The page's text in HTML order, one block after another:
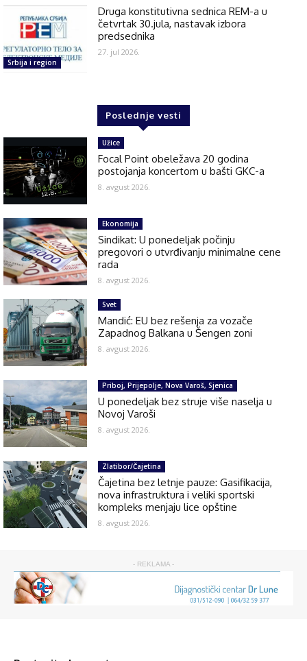
Srbija i region
Druga konstitutivna sednica REM-a u
četvrtak 30.jula, nastavak izbora
predsednika
27. jul 2026.
Poslednje vesti
Užice
Focal Point obeležava 20 godina
postojanja koncertom u bašti GKC-a
8. avgust 2026.
Ekonomija
Sindikat: U ponedeljak počinju
pregovori o utvrđivanju minimalne cene
rada
8. avgust 2026.
Svet
Mandić: EU bez rešenja za vozače
Zapadnog Balkana u Šengen zoni
8. avgust 2026.
Priboj, Prijepolje, Nova Varoš, Sjenica
U ponedeljak bez struje više naselja u
Novoj Varoši
8. avgust 2026.
Zlatibor/Čajetina
Čajetina bez letnje pauze: Gasifikacija,
nova infrastruktura i veliki sportski
kompleks menjaju lice opštine
8. avgust 2026.
- REKLAMA -